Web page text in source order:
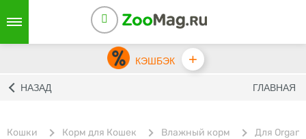
КЭШБЭК +
НАЗАД ГЛАВНАЯ
Кошки Корм для Кошек Влажный корм Для